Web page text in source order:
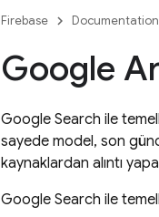
Firebase Documentation
Google
Google Search ile
sayede model, son
kaynaklardan alıntı
Google Search ile